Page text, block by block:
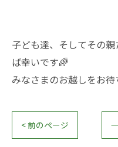
子ども達、そしてその
ば幸いです🌈
みなさまのお越しをお待
< 前のページ